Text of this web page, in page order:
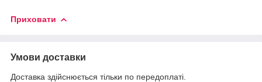
Приховати
Умови доставки
Доставка здійснюється тільки по передоплаті.